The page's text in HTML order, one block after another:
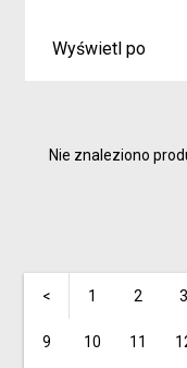
kreślenie
Artyści i
Inspiracje dla
Wyświetl po
Nie znaleziono
< 1 2 3
9 10 11